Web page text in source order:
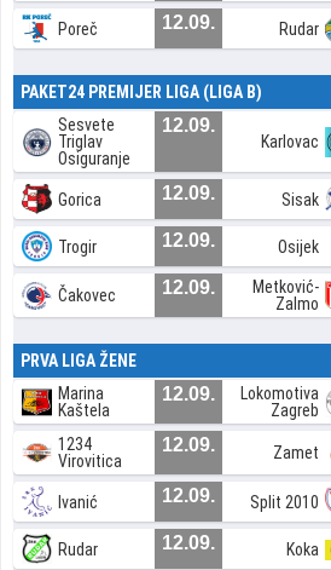
Poreč 12.09. Rudar
PAKET24 PREMIJER LIGA (LIGA B)
Sesvete
Triglav
Osiguranje
12.09.
Karlovac
Gorica 12.09. Sisak
Trogir 12.09. Osijek
Čakovec 12.09.
Metković-
Zalmo
PRVA LIGA ŽENE
Marina
Kaštela
12.09.
Lokomotiva
Zagreb
1234
Virovitica
12.09. Zamet
Ivanić 12.09. Split 2010
Rudar 12.09. Koka